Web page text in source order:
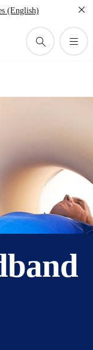
(English)